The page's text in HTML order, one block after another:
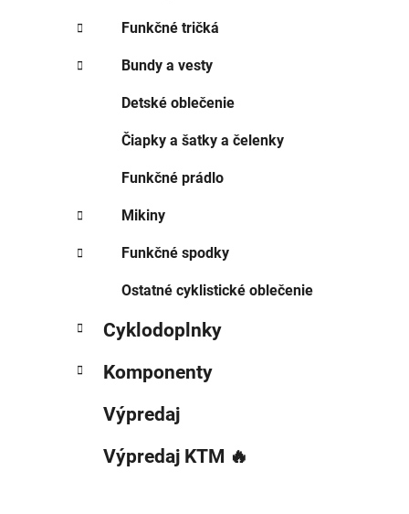
Funkčné tričká
Bundy a vesty
Detské oblečenie
Čiapky a šatky a čelenky
Funkčné prádlo
Mikiny
Funkčné spodky
Ostatné cyklistické oblečenie
Cyklodoplnky
Komponenty
Výpredaj
Výpredaj KTM 🔥